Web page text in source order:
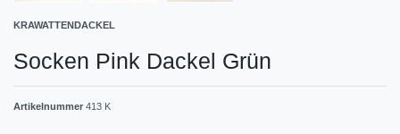
KRAWATTENDACKEL
Socken Pink Dackel Grün
Artikelnummer 413 K